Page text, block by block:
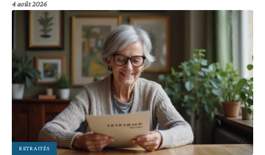
4 août 2026
RETRAITÉS